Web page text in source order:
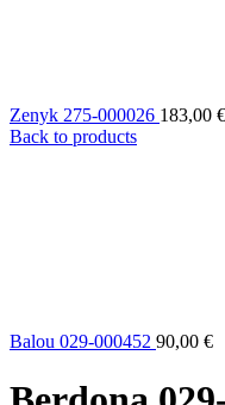
Zenyk 275-000026 183,00 €
Back to products
Balou 029-000452 90,00 €